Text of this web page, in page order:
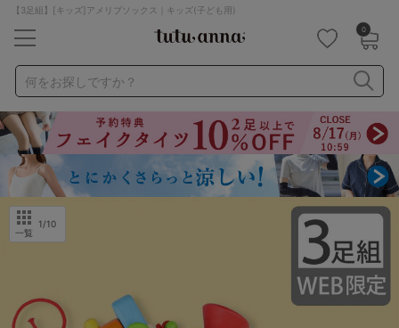
【3足組】[キッズ]アメリブソックス｜キッズ(子ども用)
0
何をお探しですか？
ナイトブラ ノンワイヤー 特盛ブラ
チューブトップ
折り畳み
パジャマ ストッキング
キャミソール
ルームウェア
レッグウェア
一覧
1/10